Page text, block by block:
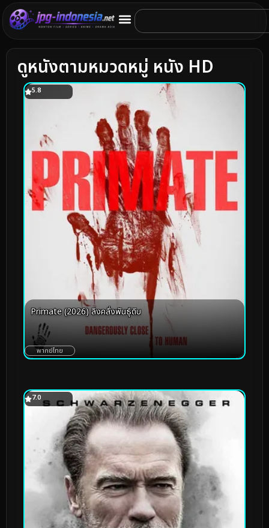
ดูหนังตามหมวดหมู่ หนัง HD
5.8
Primate (2026) ลิงคลั่งพันธุ์ดิบ
พากย์ไทย
7.0